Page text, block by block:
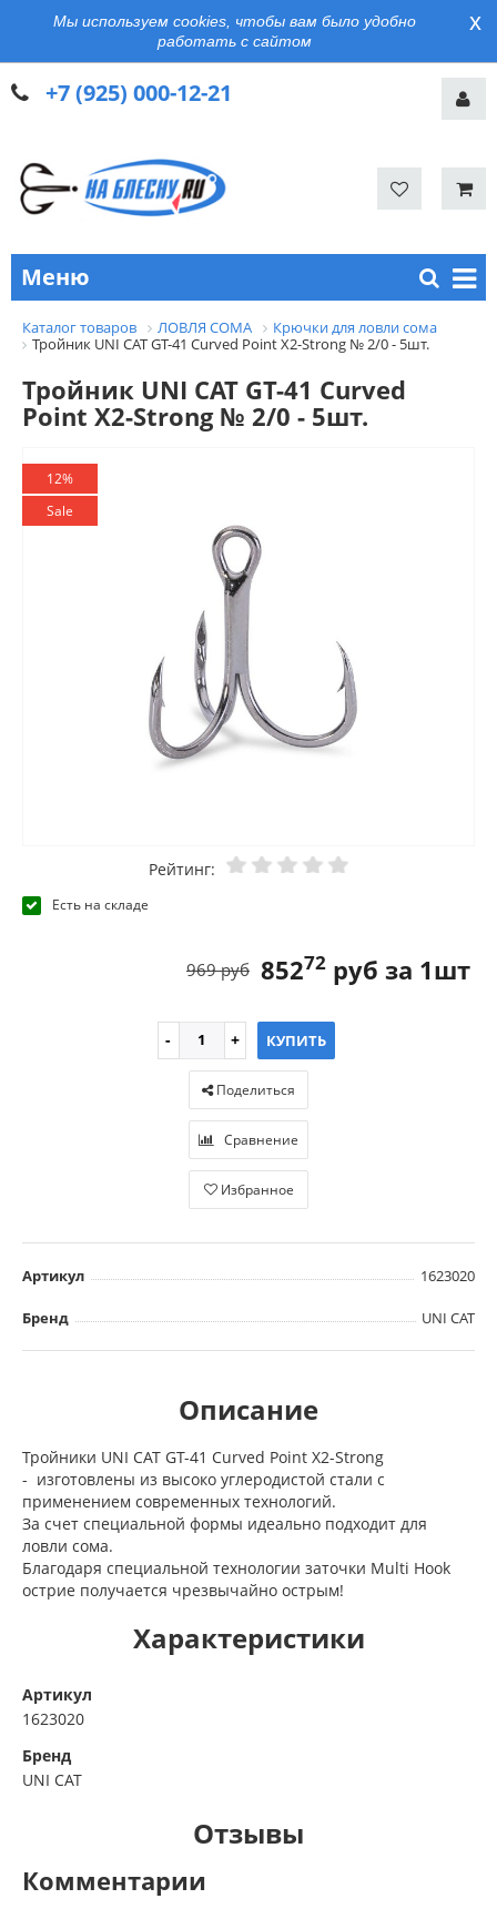
Мы используем cookies, чтобы вам было удобно
работать с сайтом
x
+7 (925) 000-12-21
Меню
Каталог товаров ЛОВЛЯ СОМА
Крючки для ловли сома
Тройник UNI CAT GT-41 Curved Point X2-Strong № 2/0 - 5шт.
Тройник UNI CAT GT-41 Curved
Point X2-Strong № 2/0 - 5шт.
12%
Sale
Рейтинг:
Есть на складе
85272 руб за 1шт
969 руб
КУПИТЬ
Поделиться
Сравнение
Избранное
Артикул 1623020
Бренд UNI CAT
Описание
Тройники UNI CAT GT-41 Curved Point X2-Strong
- изготовлены из высоко углеродистой стали с
применением современных технологий.
За счет специальной формы идеально подходит для
ловли сома.
Благодаря специальной технологии заточки Multi Hook
острие получается чрезвычайно острым!
Характеристики
Артикул
1623020
Бренд
UNI CAT
Отзывы
Комментарии